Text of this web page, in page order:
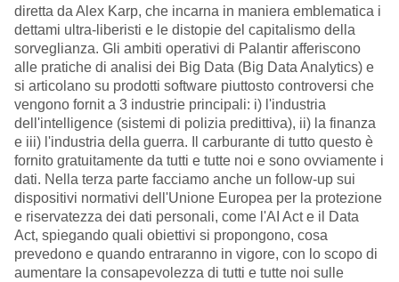
diretta da Alex Karp, che incarna in maniera emblematica i
dettami ultra-liberisti e le distopie del capitalismo della
sorveglianza. Gli ambiti operativi di Palantir afferiscono
alle pratiche di analisi dei Big Data (Big Data Analytics) e
si articolano su prodotti software piuttosto controversi che
vengono fornit a 3 industrie principali: i) l'industria
dell'intelligence (sistemi di polizia predittiva), ii) la finanza
e iii) l'industria della guerra. Il carburante di tutto questo è
fornito gratuitamente da tutti e tutte noi e sono ovviamente i
dati. Nella terza parte facciamo anche un follow-up sui
dispositivi normativi dell'Unione Europea per la protezione
e riservatezza dei dati personali, come l'AI Act e il Data
Act, spiegando quali obiettivi si propongono, cosa
prevedono e quando entraranno in vigore, con lo scopo di
aumentare la consapevolezza di tutti e tutte noi sulle